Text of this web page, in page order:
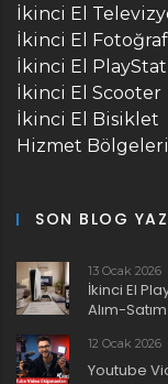
İkinci El
İkinci El
İkinci El
İkinci El Scooter
İkinci El Bisiklet
Hizmet Bölgeleri
SON BLOG
İkinci El
Alım-
13 Ocak 2026
Youtube
12 Ocak 2026